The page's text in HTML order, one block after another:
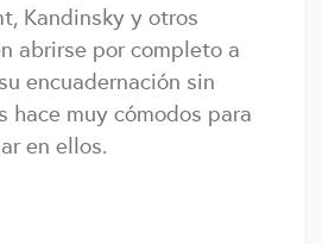
Kandinsky y otros
abrirse por completo a
encuadernación sin
hace muy cómodos para
en ellos.